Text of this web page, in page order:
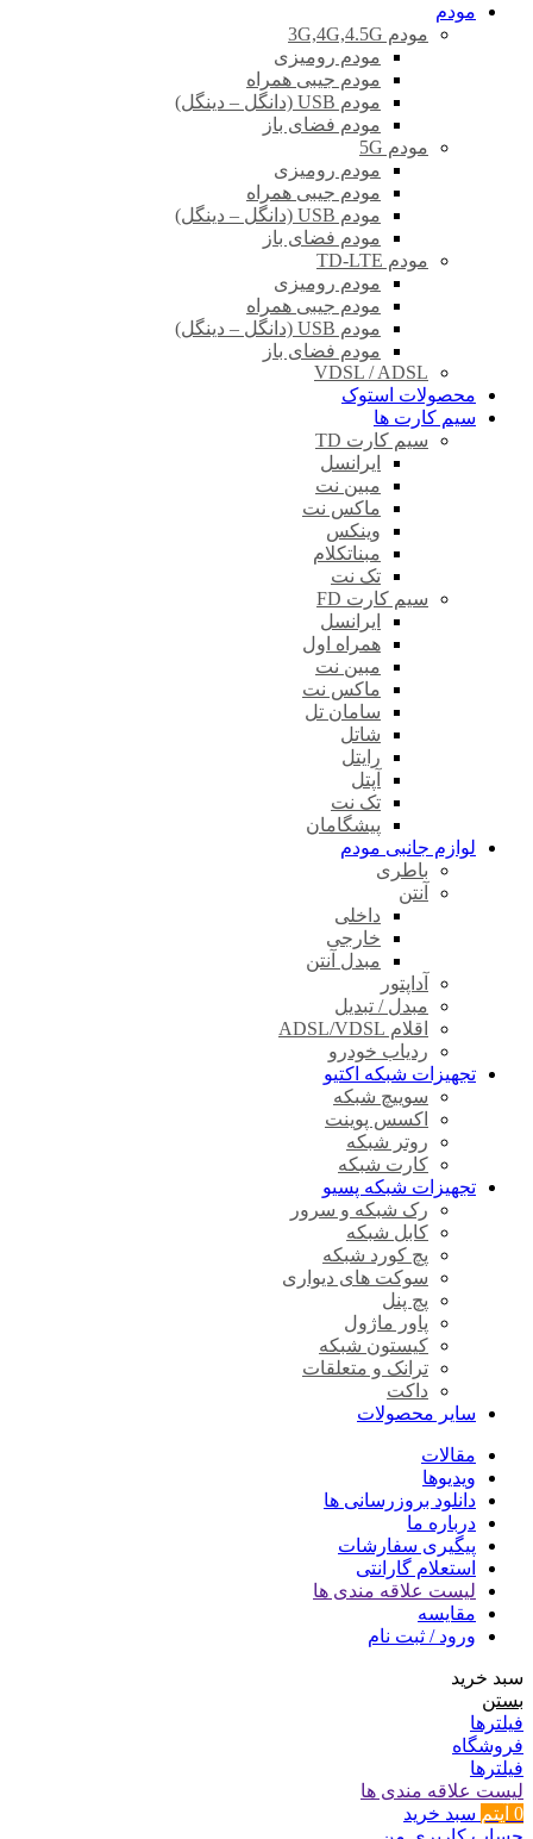
مودم
مودم 3G,4G,4.5G
مودم رومیزی
مودم جیبی همراه
مودم USB (دانگل – دینگل)
مودم فضای باز
مودم 5G
مودم رومیزی
مودم جیبی همراه
مودم USB (دانگل – دینگل)
مودم فضای باز
مودم TD-LTE
مودم رومیزی
مودم جیبی همراه
مودم USB (دانگل – دینگل)
مودم فضای باز
VDSL / ADSL
محصولات استوک
سیم کارت ها
سیم کارت TD
ایرانسل
مبین نت
ماکس نت
وینکس
مبناتکلام
تک نت
سیم کارت FD
ایرانسل
همراه اول
مبین نت
ماکس نت
سامان تل
شاتل
رایتل
آپتل
تک نت
پیشگامان
لوازم جانبی مودم
باطری
آنتن
داخلی
خارجی
مبدل آنتن
آداپتور
مبدل / تبدیل
اقلام ADSL/VDSL
ردیاب خودرو
تجهیزات شبکه اکتیو
سوییچ شبکه
اکسس پوینت
روتر شبکه
کارت شبکه
تجهیزات شبکه پسیو
رک شبکه و سرور
کابل شبکه
پچ کورد شبکه
سوکت های دیواری
پچ پنل
پاور ماژول
کیستون شبکه
ترانک و متعلقات
داکت
سایر محصولات
مقالات
ویدیوها
دانلود بروزرسانی ها
درباره ما
پیگیری سفارشات
استعلام گارانتی
لیست علاقه مندی ها
مقایسه
ورود / ثبت نام
سبد خرید
بستن
فیلترها
فروشگاه
فیلترها
لیست علاقه مندی ها
0 آیتم سبد خرید